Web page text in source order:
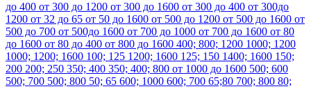
до 400 от 300 до 1200 от 300 до 1600 от 300 до 400 от 300до
1200 от 32 до 65 от 50 до 1600 от 500 до 1200 от 500 до 1600 от
500 до 700 от 500до 1600 от 700 до 1000 от 700 до 1600 от 80
до 1600 от 80 до 400 от 800 до 1600 400; 800; 1200 1000; 1200
1000; 1200; 1600 100; 125 1200; 1600 125; 150 1400; 1600 150;
200 200; 250 350; 400 350; 400; 800 от 1000 до 1600 500; 600
500; 700 500; 800 50; 65 600; 1000 600; 700 65;80 700; 800 80;